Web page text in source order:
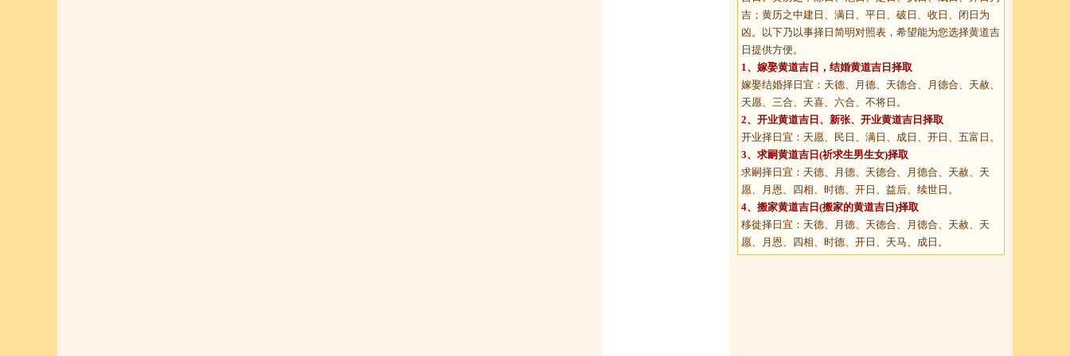
吉；黄历之中建日、满日、平日、破日、收日、闭日为
凶。以下乃以事择日简明对照表，希望能为您选择黄道吉
日提供方便。
1、 嫁娶黄道吉日 ，结婚黄道吉日择取
嫁娶结婚择日宜：天德、月德、天德合、月德合、天赦、
天愿、三合、天喜、六合、不将日。
2、 开业黄道吉日 、新张、开业黄道吉日择取
开业择日宜：天愿、民日、满日、成日、开日、五富日。
3、 求嗣黄道吉日 (祈求生男生女)择取
求嗣择日宜：天德、月德、天德合、月德合、天赦、天
愿、月恩、四相、时德、开日、益后、续世日。
4、 搬家黄道吉日 (搬家的黄道吉日)择取
移徙择日宜：天德、月德、天德合、月德合、天赦、天
愿、月恩、四相、时德、开日、天马、成日。